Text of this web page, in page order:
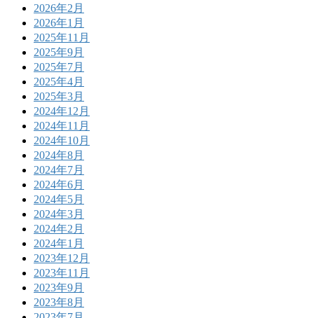
2026年2月
2026年1月
2025年11月
2025年9月
2025年7月
2025年4月
2025年3月
2024年12月
2024年11月
2024年10月
2024年8月
2024年7月
2024年6月
2024年5月
2024年3月
2024年2月
2024年1月
2023年12月
2023年11月
2023年9月
2023年8月